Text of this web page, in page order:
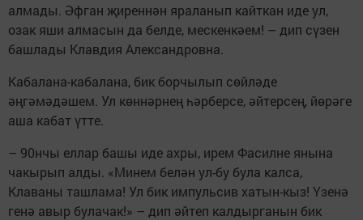
алмады. Әфган җиреннән яраланып кайткан иде ул,
озак яши алмасын да белде, мескенкәем! – дип сүзен
башлады Клавдия Александровна.
Кабалана-кабалана, бик борчылып сөйләде
әңгәмәдәшем. Ул көннәрнең һәрберсе, әйтерсең, йөрәге
аша кабат үтте.
– 90нчы еллар башы иде ахры, ирем Фасилне янына
чакырып алды. «Минем белән ул-бу була калса,
Клаваны ташлама! Ул бик импульсив хатын-кыз! Үзенә
генә авыр булачак!» – дип әйтеп калдырганын бик